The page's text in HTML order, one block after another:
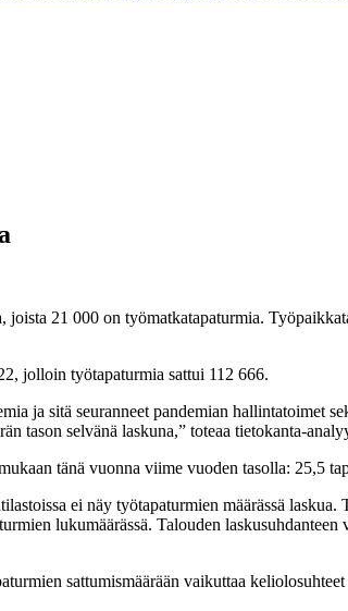
21 000 on työmatkatapaturmia.
jolloin työtapaturmia sattui 112 666.
ja sitä seuranneet pandemian hallintatoimet
tason selvänä laskuna,” toteaa tietokanta-
tänä vuonna viime vuoden tasolla: 25,5
ei näy työtapaturmien määrässä laskua.
lukumäärässä. Talouden
sattumismäärään vaikuttaa